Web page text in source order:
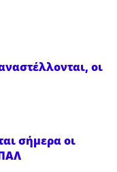
οι
σήμερα οι